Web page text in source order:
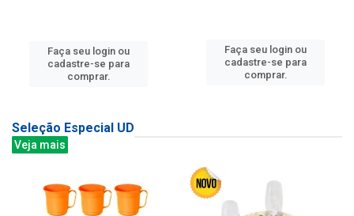
Faça seu login ou
cadastre-se para
comprar.
Faça seu login ou
cadastre-se para
comprar.
Seleção Especial UD
Veja mais